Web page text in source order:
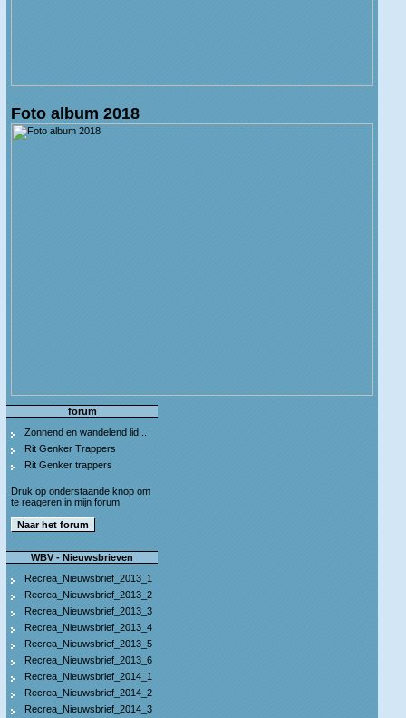
Foto album 2018
forum
Zonnend en wandelend lid...
Rit Genker Trappers
Rit Genker trappers
Druk op onderstaande knop om
te reageren in mijn forum
WBV - Nieuwsbrieven
Recrea_Nieuwsbrief_2013_1
Recrea_Nieuwsbrief_2013_2
Recrea_Nieuwsbrief_2013_3
Recrea_Nieuwsbrief_2013_4
Recrea_Nieuwsbrief_2013_5
Recrea_Nieuwsbrief_2013_6
Recrea_Nieuwsbrief_2014_1
Recrea_Nieuwsbrief_2014_2
Recrea_Nieuwsbrief_2014_3